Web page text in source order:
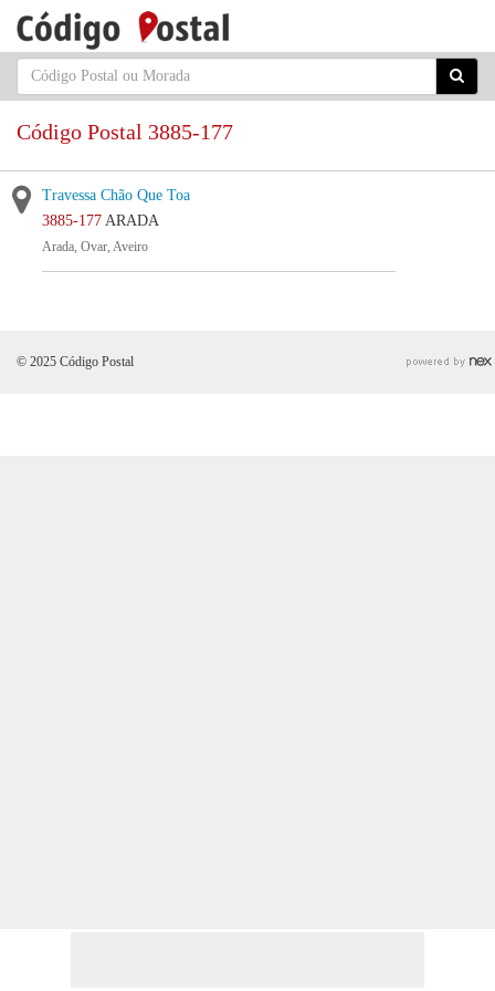
Código Postal 3885-177
Travessa Chão Que Toa
3885-177 ARADA
Arada, Ovar, Aveiro
© 2025 Código Postal